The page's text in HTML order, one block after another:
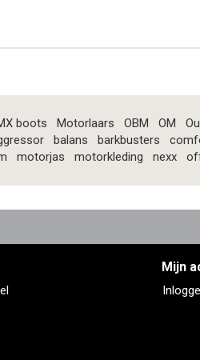
boots Motorlaars OBM OM
balans barkbusters
motorjas motorkleding nexx
Mijn